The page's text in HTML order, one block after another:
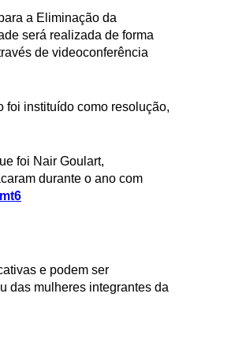
a Eliminação da
será realizada de forma
de videoconferência
foi instituído como resolução,
foi Nair Goulart,
durante o ano com
e podem ser
das mulheres integrantes da